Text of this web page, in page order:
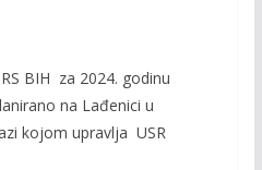
BIH za 2024. godinu
na Lađenici u
kojom upravlja USR